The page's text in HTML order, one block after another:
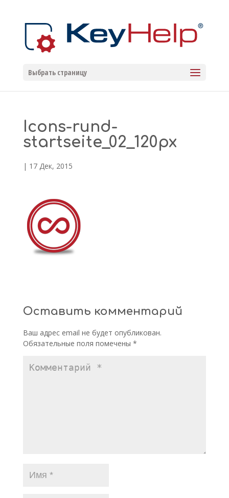
Выбрать страницу
Icons-rund-
startseite_02_120px
| 17 Дек, 2015
Оставить комментарий
Ваш адрес email не будет опубликован.
Обязательные поля помечены *